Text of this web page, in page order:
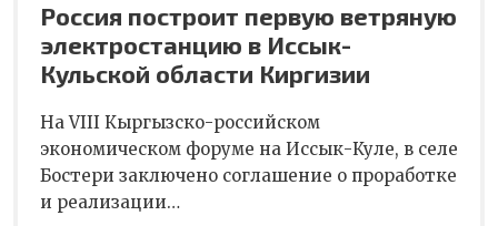
Россия построит первую ветряную
электростанцию в Иссык-
Кульской области Киргизии
На VIII Кыргызско-российском
экономическом форуме на Иссык-Куле, в селе
Бостери заключено соглашение о проработке
и реализации…